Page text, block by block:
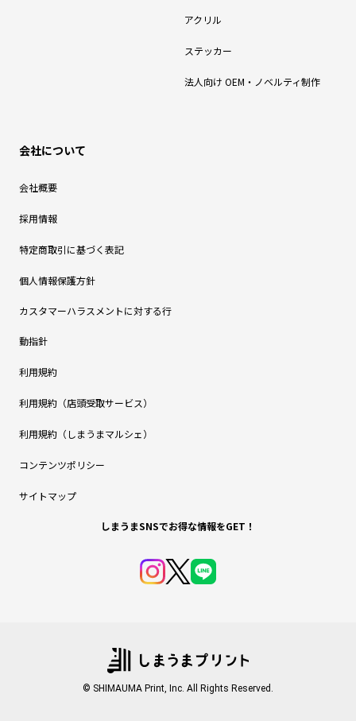
アクリル
ステッカー
法人向け OEM・ノベルティ制作
会社について
会社概要
採用情報
特定商取引に基づく表記
個人情報保護方針
カスタマーハラスメントに対する行
動指針
利用規約
利用規約（店頭受取サービス）
利用規約（しまうまマルシェ）
コンテンツポリシー
サイトマップ
しまうまSNSでお得な情報をGET！
© SHIMAUMA Print, Inc. All Rights Reserved.